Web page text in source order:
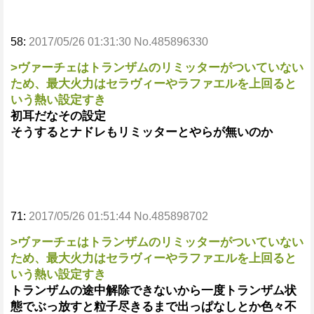
58: 2017/05/26 01:31:30 No.485896330
>ヴァーチェはトランザムのリミッターがついていない
ため、最大火力はセラヴィーやラファエルを上回ると
いう熱い設定すき
初耳だなその設定
そうするとナドレもリミッターとやらが無いのか
71: 2017/05/26 01:51:44 No.485898702
>ヴァーチェはトランザムのリミッターがついていない
ため、最大火力はセラヴィーやラファエルを上回ると
いう熱い設定すき
トランザムの途中解除できないから一度トランザム状
態でぶっ放すと粒子尽きるまで出っぱなしとか色々不